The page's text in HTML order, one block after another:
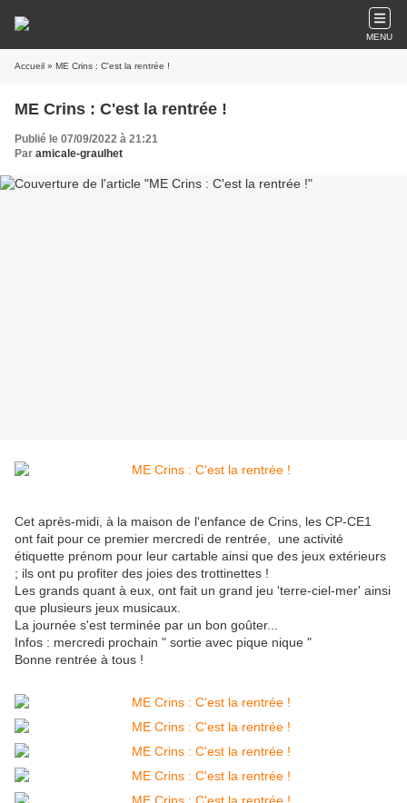
MENU
Accueil » ME Crins : C'est la rentrée !
ME Crins : C'est la rentrée !
Publié le 07/09/2022 à 21:21
Par amicale-graulhet
Cet après-midi, à la maison de l'enfance de Crins, les CP-CE1
ont fait pour ce premier mercredi de rentrée, une activité
étiquette prénom pour leur cartable ainsi que des jeux extérieurs
; ils ont pu profiter des joies des trottinettes !
Les grands quant à eux, ont fait un grand jeu 'terre-ciel-mer' ainsi
que plusieurs jeux musicaux.
La journée s'est terminée par un bon goûter...
Infos : mercredi prochain " sortie avec pique nique "
Bonne rentrée à tous !